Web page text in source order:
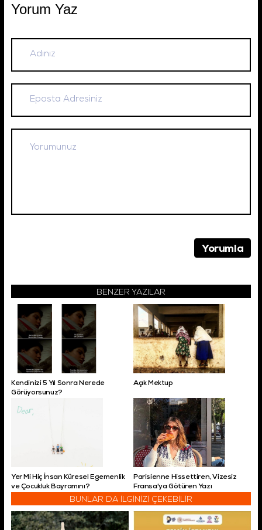
Yorum Yaz
BENZER YAZILAR
Kendinizi 5 Yıl Sonra Nerede
Görüyorsunuz?
Açık Mektup
Yer Mi Hiç İnsan Küresel Egemenlik
ve Çocukluk Bayramını?
Parisienne Hissettiren, Vizesiz
Fransa'ya Götüren Yazı
BUNLAR DA İLGİNİZİ ÇEKEBİLİR